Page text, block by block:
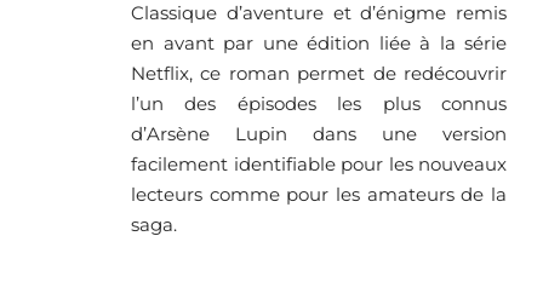
Classique d’aventure et d’énigme remis
en avant par une édition liée à la série
Netflix, ce roman permet de redécouvrir
l’un des épisodes les plus connus
d’Arsène Lupin dans une version
facilement identifiable pour les nouveaux
lecteurs comme pour les amateurs de la
saga.